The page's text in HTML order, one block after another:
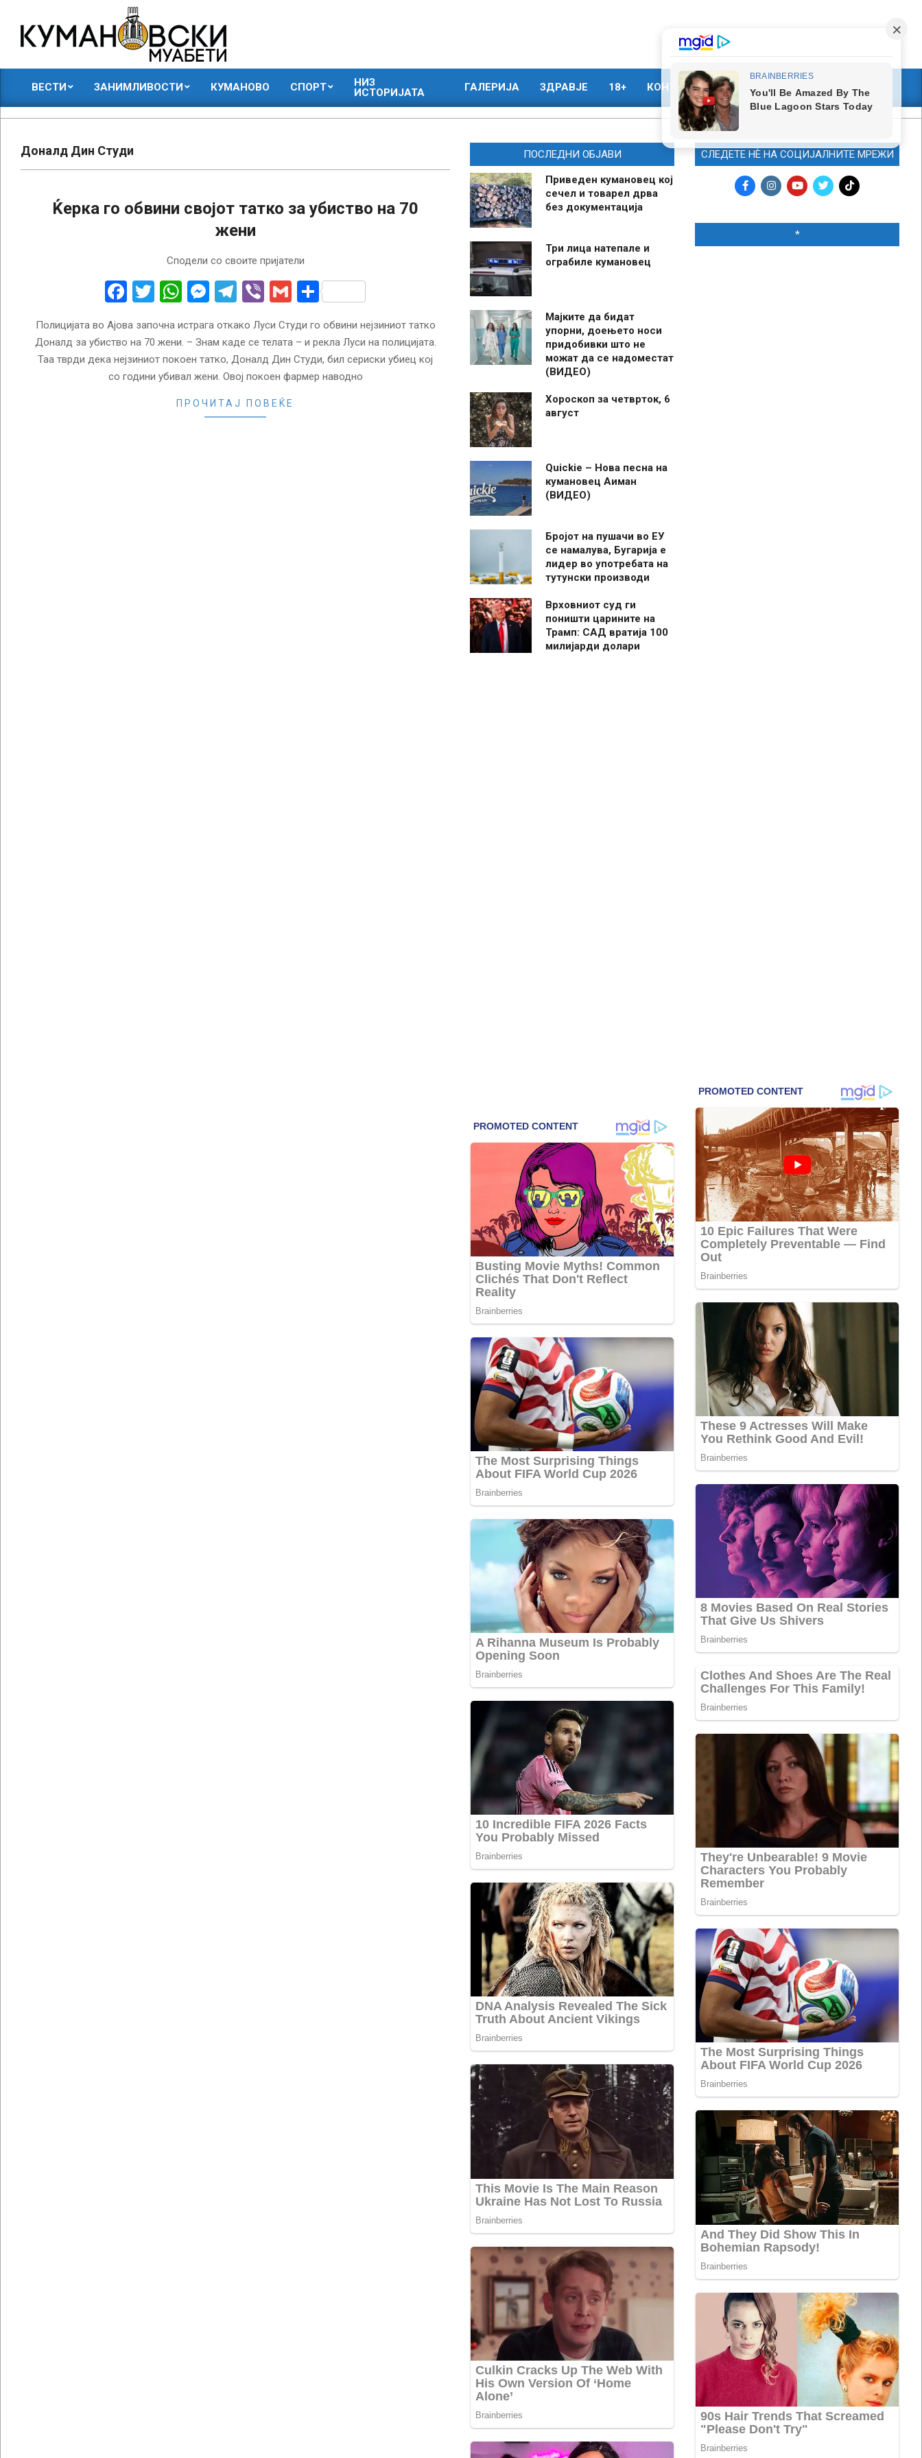
content
КУМАНОВСКИ
МУАБЕТИ
ВЕСТИ ЗАНИМЛИВОСТИ КУМАНОВО СПОРТ
НИЗ
ИСТОРИЈАТА
ГАЛЕРИЈА ЗДРАВЈЕ 18+ КОНТАКТ МАРКЕТИНГ
Доналд Дин Студи
Ќерка го обвини својот татко за убиство на 70
жени
Сподели со своите пријатели
Facebook
Twitter
WhatsApp
Messenger
Telegram
ViberGmailShare
Полицијата во Ајова започна истрага откако Луси Студи го обвини нејзиниот татко
Доналд за убиство на 70 жени. – Знам каде се телата – и рекла Луси на полицијата.
Таа тврди дека нејзиниот покоен татко, Доналд Дин Студи, бил сериски убиец кој
со години убивал жени. Овој покоен фармер наводно
ПРОЧИТАЈ ПОВЕЌЕ
ПОСЛЕДНИ ОБЈАВИ
Приведен кумановец кој
сечел и товарел дрва
без документација
Три лица натепале и
ограбиле кумановец
Мајките да бидат
упорни, доењето носи
придобивки што не
можат да се надоместат
(ВИДЕО)
Хороскоп за четврток, 6
август
Quickie – Нова песна на
кумановец Аиман
(ВИДЕО)
Бројот на пушачи во ЕУ
се намалува, Бугарија е
лидер во употребата на
тутунски производи
Врховниот суд ги
поништи царините на
Трамп: САД вратија 100
милијарди долари
СЛЕДЕТЕ НЀ НА СОЦИЈАЛНИТЕ МРЕЖИ
*